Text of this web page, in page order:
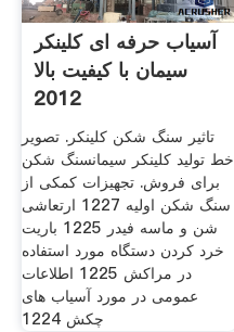
آسیاب حرفه ای کلینکر
سیمان با کیفیت بالا
2012
تاثیر سنگ شکن کلینکر. تصویر
خط تولید کلینکر سیمانسنگ شکن
برای فروش. تجهیزات کمکی از
سنگ شکن اولیه 1227 ارتعاشی
شن و ماسه فیدر 1225 باریت
خرد کردن دستگاه مورد استفاده
در مراکش 1225 اطلاعات
عمومی در مورد آسیاب های
چکش 1224